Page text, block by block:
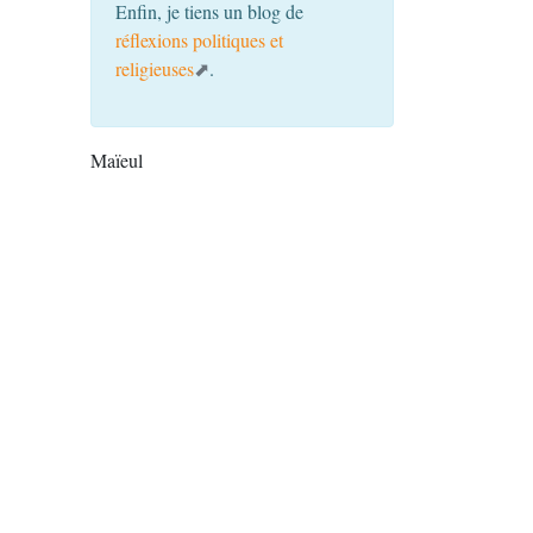
Enfin, je tiens un blog de
réflexions politiques et
religieuses
.
Maïeul